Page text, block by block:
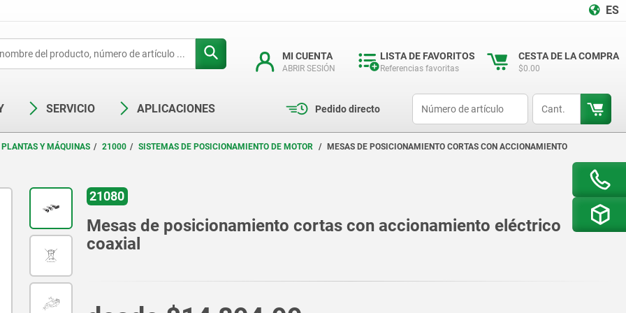
ES
MI CUENTA
ABRIR SESIÓN
LISTA DE FAVORITOS
Referencias favoritas
CESTA DE LA COMPRA
$0.00
SERVICIO APLICACIONES Pedido directo
Y MÁQUINAS 21000 SISTEMAS DE POSICIONAMIENTO DE MOTOR MESAS DE POSICIONAMIENTO CORTAS CON ACCIONAMIENTO
21080
Mesas de posicionamiento cortas con accionamiento eléctrico
coaxial